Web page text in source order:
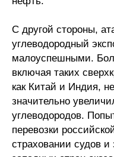
С другой стороны,
углеводородный
малоуспешными.
включая таких
как Китай и Индия,
значительно
углеводородов.
перевозки
страховании судов и